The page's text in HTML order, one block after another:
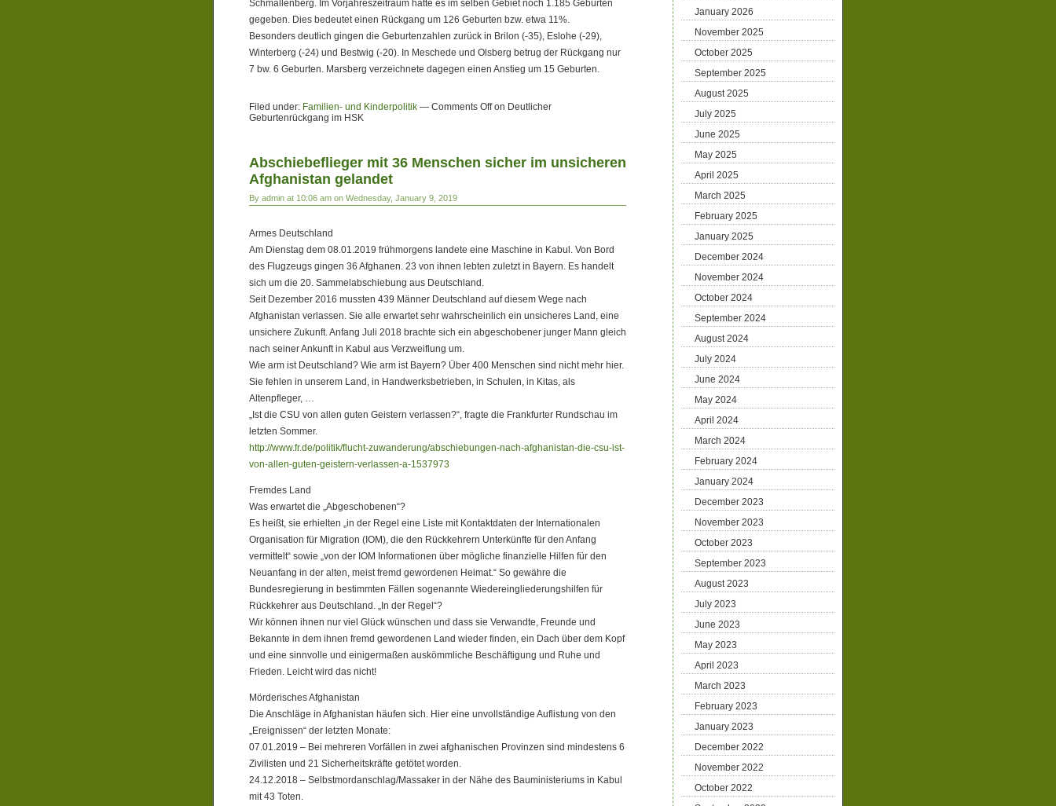
Schmallenberg. Im Vorjahreszeitraum hatte es im selben Gebiet noch 1.185 Geburten
gegeben. Dies bedeutet einen Rückgang um 126 Geburten bzw. etwa 11%.
Besonders deutlich gingen die Geburtenzahlen zurück in Brilon (-35), Eslohe (-29),
Winterberg (-24) und Bestwig (-20). In Meschede und Olsberg betrug der Rückgang nur
7 bw. 6 Geburten. Marsberg verzeichnete dagegen einen Anstieg um 15 Geburten.
Filed under: Familien- und Kinderpolitik — Comments Offon Deutlicher
Geburtenrückgang im HSK
Abschiebeflieger mit 36 Menschen sicher im unsicheren
Afghanistan gelandet
By admin at 10:06 am on Wednesday, January 9, 2019
Armes Deutschland
Am Dienstag dem 08.01.2019 frühmorgens landete eine Maschine in Kabul. Von Bord
des Flugzeugs gingen 36 Afghanen. 23 von ihnen lebten zuletzt in Bayern. Es handelt
sich um die 20. Sammelabschiebung aus Deutschland.
Seit Dezember 2016 mussten 439 Männer Deutschland auf diesem Wege nach
Afghanistan verlassen. Sie alle erwartet sehr wahrscheinlich ein unsicheres Land, eine
unsichere Zukunft. Anfang Juli 2018 brachte sich ein abgeschobener junger Mann gleich
nach seiner Ankunft in Kabul aus Verzweiflung um.
Wie arm ist Deutschland? Wie arm ist Bayern? Über 400 Menschen sind nicht mehr hier.
Sie fehlen in unserem Land, in Handwerksbetrieben, in Schulen, in Kitas, als
Altenpfleger, …
„Ist die CSU von allen guten Geistern verlassen?“, fragte die Frankfurter Rundschau im
letzten Sommer.
http://www.fr.de/politik/flucht-zuwanderung/abschiebungen-nach-afghanistan-die-csu-ist-
von-allen-guten-geistern-verlassen-a-1537973
Fremdes Land
Was erwartet die „Abgeschobenen“?
Es heißt, sie erhielten „in der Regel eine Liste mit Kontaktdaten der Internationalen
Organisation für Migration (IOM), die den Rückkehrern Unterkünfte für den Anfang
vermittelt“ sowie „von der IOM Informationen über mögliche finanzielle Hilfen für den
Neuanfang in der alten, meist fremd gewordenen Heimat.“ So gewähre die
Bundesregierung in bestimmten Fällen sogenannte Wiedereingliederungshilfen für
Rückkehrer aus Deutschland. „In der Regel“?
Wir können ihnen nur viel Glück wünschen und dass sie Verwandte, Freunde und
Bekannte in dem ihnen fremd gewordenen Land wieder finden, ein Dach über dem Kopf
und eine sinnvolle und einigermaßen auskömmliche Beschäftigung und Ruhe und
Frieden. Leicht wird das nicht!
Mörderisches Afghanistan
Die Anschläge in Afghanistan häufen sich. Hier eine unvollständige Auflistung von den
„Ereignissen“ der letzten Monate:
07.01.2019 – Bei mehreren Vorfällen in zwei afghanischen Provinzen sind mindestens 6
Zivilisten und 21 Sicherheitskräfte getötet worden.
24.12.2018 – Selbstmordanschlag/Massaker in der Nähe des Bauministeriums in Kabul
mit 43 Toten.
January 2026
November 2025
October 2025
September 2025
August 2025
July 2025
June 2025
May 2025
April 2025
March 2025
February 2025
January 2025
December 2024
November 2024
October 2024
September 2024
August 2024
July 2024
June 2024
May 2024
April 2024
March 2024
February 2024
January 2024
December 2023
November 2023
October 2023
September 2023
August 2023
July 2023
June 2023
May 2023
April 2023
March 2023
February 2023
January 2023
December 2022
November 2022
October 2022